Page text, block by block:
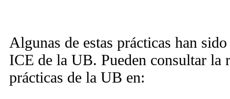
Algunas de estas prácticas han
ICE de la UB. Pueden consultar la
prácticas de la UB en: